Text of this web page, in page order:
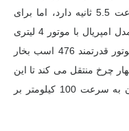
کند و شتاب صفر تا 100 کیلومتر در ساعت 5.5 ثانیه دارد، اما برای
کسانی که به دنبال عملکرد برتر هستند، مدل امپریال با موتور 4 لیتری
V8 توربو هیبریدی عرضه می شود. این موتور قدرتمند 476 اسب بخار
هر چهار چرخ منتقل می کند تا این
سدان لوکس در 4.5 ثانیه از حالت سکون به سرعت 100 کیلومتر بر